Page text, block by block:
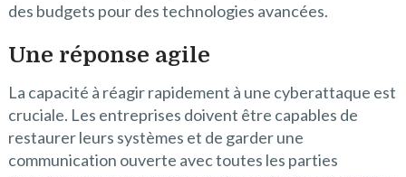
des budgets pour des technologies avancées.
Une réponse agile
La capacité à réagir rapidement à une cyberattaque est
cruciale. Les entreprises doivent être capables de
restaurer leurs systèmes et de garder une
communication ouverte avec toutes les parties